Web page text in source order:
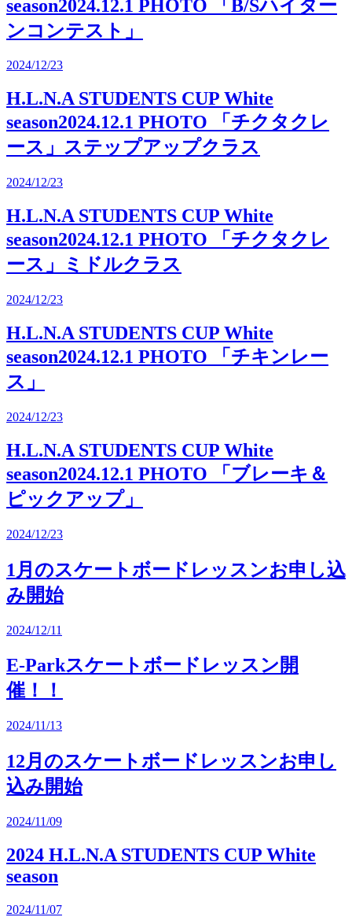
season2024.12.1 PHOTO 「B/Sハイター
ンコンテスト」
2024/12/23
H.L.N.A STUDENTS CUP White
season2024.12.1 PHOTO 「チクタクレ
ース」ステップアップクラス
2024/12/23
H.L.N.A STUDENTS CUP White
season2024.12.1 PHOTO 「チクタクレ
ース」ミドルクラス
2024/12/23
H.L.N.A STUDENTS CUP White
season2024.12.1 PHOTO 「チキンレー
ス」
2024/12/23
H.L.N.A STUDENTS CUP White
season2024.12.1 PHOTO 「ブレーキ＆
ピックアップ」
2024/12/23
1月のスケートボードレッスンお申し込
み開始
2024/12/11
E-Parkスケートボードレッスン開
催！！
2024/11/13
12月のスケートボードレッスンお申し
込み開始
2024/11/09
2024 H.L.N.A STUDENTS CUP White
season
2024/11/07